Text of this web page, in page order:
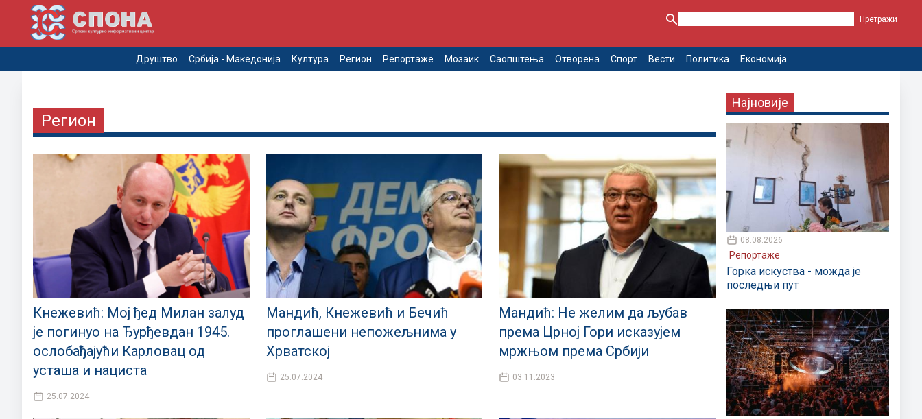
Друштво Србија - Македонија Култура Регион Репортаже Мозаик Саопштења Отворена Спорт Вести Политика Економија
Регион
Кнежевић: Mој ђед Милан залуд
је погинуо на Ђурђевдан 1945.
ослобађајући Карловац од
усташа и нациста
25.07.2024
Мандић, Кнежевић и Бечић
проглашени непожељнима у
Хрватској
25.07.2024
Мандић: Не желим да љубав
према Црној Гори исказујем
мржњом према Србији
03.11.2023
Најновије
08.08.2026
Репортаже
Горка искуства - можда је
последњи пут